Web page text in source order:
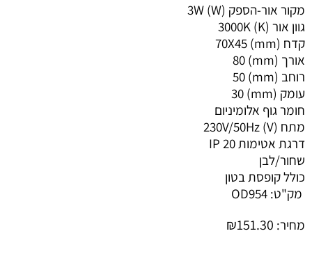
מקור אור-הספק (W) 3W
גוון אור (K) 3000K
קדח (mm) 70X45
אורך (mm) 80
רוחב (mm) 50
עומק (mm) 30
חומר גוף אלומיניום
מתח (V) 230V/50Hz
דרגת אטימות IP 20
שחור/לבן
כולל קופסת בטון
מק"ט: OD954
מחיר:
₪151.30